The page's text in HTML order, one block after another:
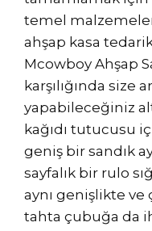
temel
ahşap kasa
Mcowboy Ahşap
karşılığında size
yapabileceğiniz
kağıdı tutucusu
geniş bir sandık
sayfalık bir rulo
aynı genişlikte ve
tahta çubuğa da